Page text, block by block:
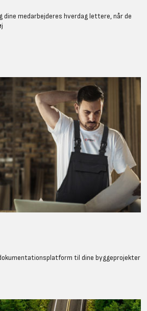
dine medarbejderes hverdag lettere, når de
til dine byggeprojekter